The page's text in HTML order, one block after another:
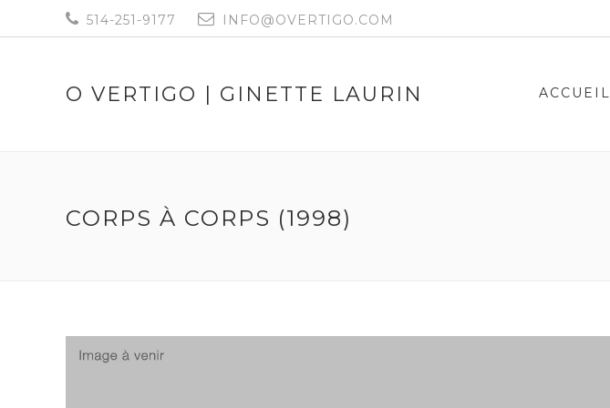
514-251-9177 INFO@OVERTIGO.COM
O VERTIGO | GINETTE LAURIN ACCUEIL
CORPS À CORPS (1998)